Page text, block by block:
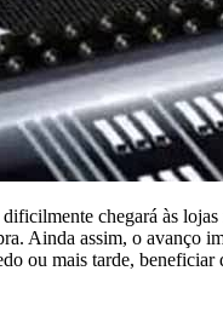
chegará às
Ainda assim, o avanço
ou mais tarde,